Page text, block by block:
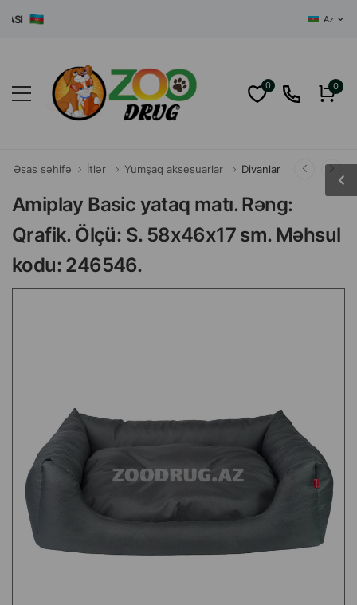
Az
0 0
Əsas səhifə İtlər Yumşaq aksesuarlar Divanlar
Amiplay Basic yataq matı. Rəng:
Qrafik. Ölçü: S. 58x46x17 sm. Məhsul
kodu: 246546.